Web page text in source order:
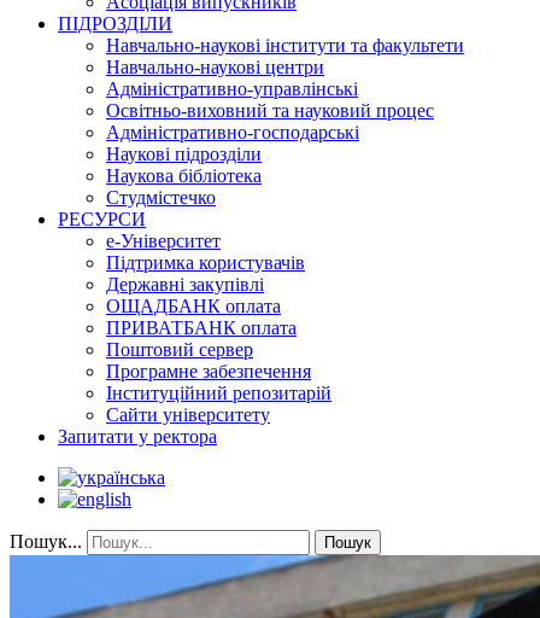
ПІДРОЗДІЛИ
Навчально-наукові інститути та факультети
Навчально-наукові центри
Адміністративно-управлінські
Освітньо-виховний та науковий процес
Адміністративно-господарські
Наукові підрозділи
Наукова бібліотека
Студмістечко
РЕСУРСИ
е-Університет
Підтримка користувачів
Державні закупівлі
ОЩАДБАНК оплата
ПРИВАТБАНК оплата
Поштовий сервер
Програмне забезпечення
Інституційний репозитарій
Сайти університету
Запитати у ректора
Пошук... Пошук